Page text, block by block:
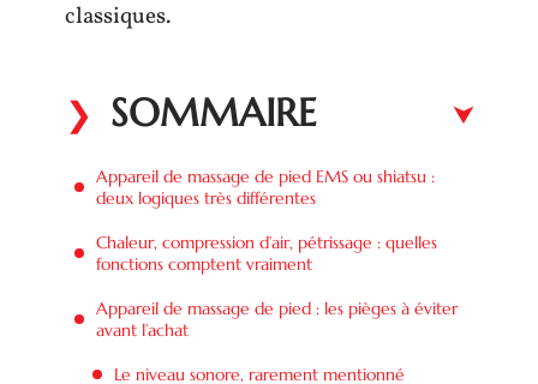
classiques.
SOMMAIRE
Appareil de massage de pied EMS ou shiatsu :
deux logiques très différentes
Chaleur, compression d’air, pétrissage : quelles
fonctions comptent vraiment
Appareil de massage de pied : les pièges à éviter
avant l’achat
Le niveau sonore, rarement mentionné